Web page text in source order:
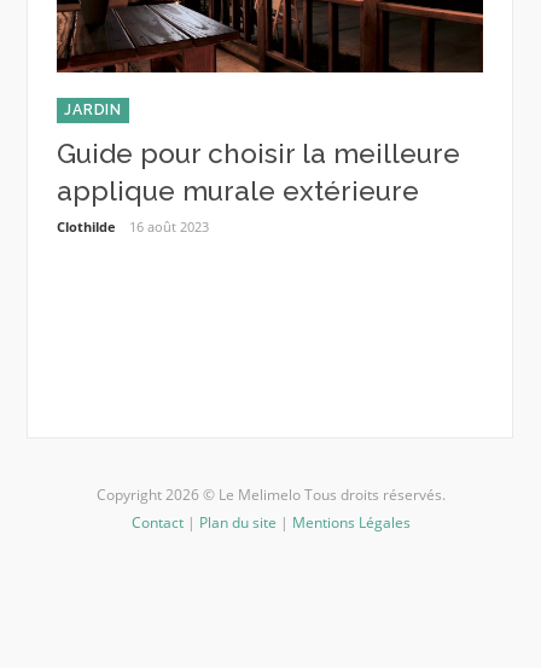
JARDIN
Guide pour choisir la meilleure
applique murale extérieure
Clothilde 16 août 2023
Copyright 2026 © Le Melimelo Tous droits réservés.
Contact| Plan du site | Mentions Légales